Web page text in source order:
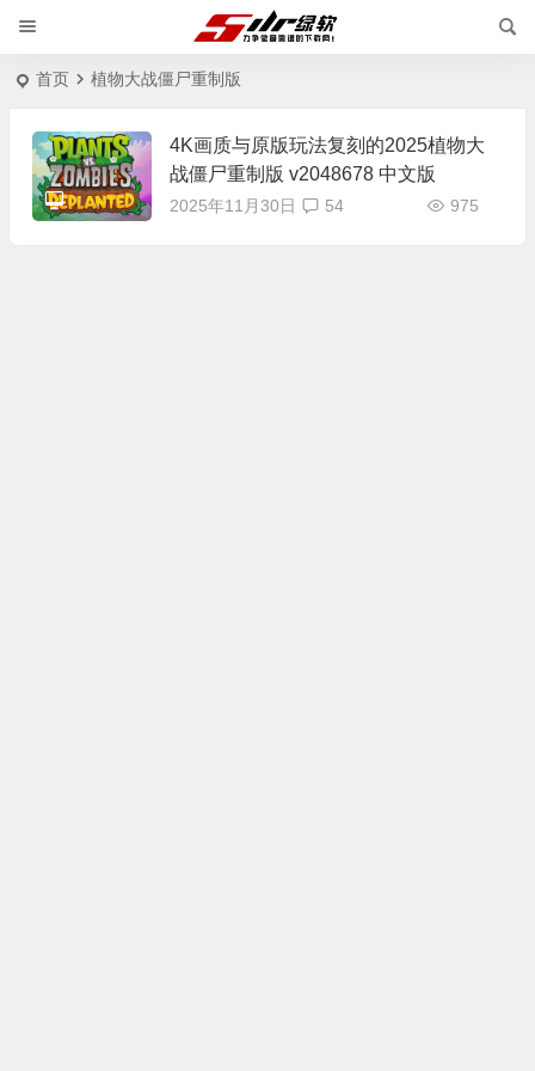
首页 植物大战僵尸重制版
4K画质与原版玩法复刻的2025植物大
战僵尸重制版 v2048678 中文版
2025年11月30日 975
54